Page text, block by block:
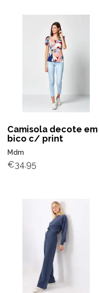
Camisola decote em
bico c/ print
Mdm
€34.95